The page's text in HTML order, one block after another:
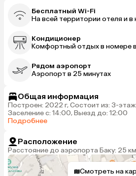
Бесплатный Wi-Fi
На всей территории отеля и в
Кондиционер
Комфортный отдых в номере
Рядом аэропорт
Аэропорт в 25 минутах
Общая информация
Построен: 2022 г, Состоит из: 3-
Заселение с: 14:00, Выезд до: 12:00
Подробнее
Расположение
Расстояние до аэропорта Баку: 25 км
Смотреть на